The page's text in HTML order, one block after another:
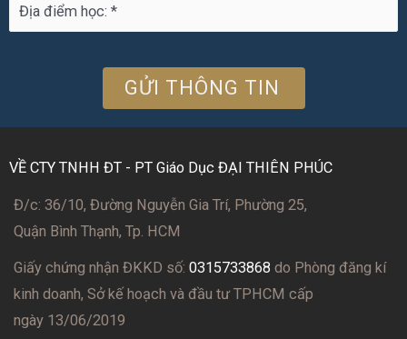
VỀ CTY TNHH ĐT - PT Giáo Dục ĐẠI THIÊN PHÚC
Đ/c: 36/10, Đường Nguyễn Gia Trí, Phường 25,
Quận Bình Thạnh, Tp. HCM
Giấy chứng nhận ĐKKD số: 0315733868 do Phòng đăng kí
kinh doanh, Sở kế hoạch và đầu tư TPHCM cấp
ngày 13/06/2019